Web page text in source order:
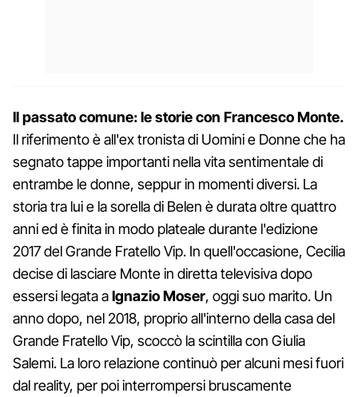
Il passato comune: le storie con Francesco Monte.
Il riferimento è all'ex tronista di Uomini e Donne che ha
segnato tappe importanti nella vita sentimentale di
entrambe le donne, seppur in momenti diversi. La
storia tra lui e la sorella di Belen è durata oltre quattro
anni ed è finita in modo plateale durante l'edizione
2017 del Grande Fratello Vip. In quell'occasione, Cecilia
decise di lasciare Monte in diretta televisiva dopo
essersi legata aIgnazio Moser, oggi suo marito. Un
anno dopo, nel 2018, proprio all'interno della casa del
Grande Fratello Vip, scoccò la scintilla con Giulia
Salemi. La loro relazione continuò per alcuni mesi fuori
dal reality, per poi interrompersi bruscamente